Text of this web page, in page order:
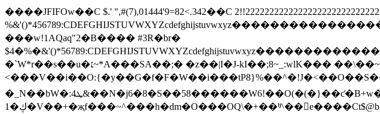
����JFIFOw��C $.' ",#(7),01444'9=82<.342��C
���w!1AQaq"2�B���� #3R�br�
�`W*r��s��u�׆~*A���SA��;� �z��|I�J-kI��;8~_:wlK��� ��\��~
�_N��bW�:4ܛ&��N�j6�8�S��58������W6!��O(�(�}��c͐�B+w�v2�ƧN����?
1�ڮ�V��+�җf���~^���h�dm�O���OQ\�+��'ͩ^��򱻵e����Ct$@bp�gӭiNC8��s\j�F�#'�](ݓV|���m�z����l+�Â:s���h#c